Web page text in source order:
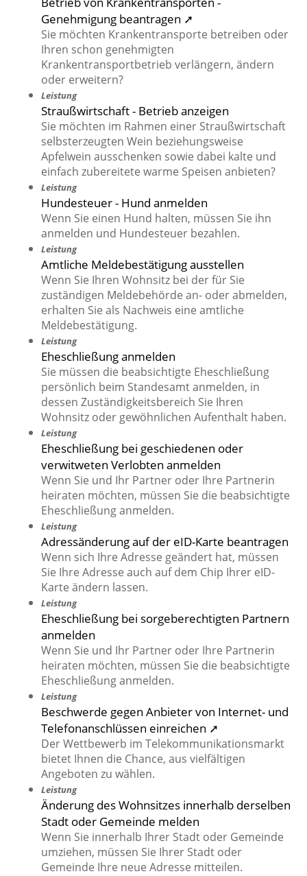
Genehmigung beantragen ➚
Sie möchten Krankentransporte betreiben oder
Ihren schon genehmigten
Krankentransportbetrieb verlängern, ändern
oder erweitern?
Leistung
Straußwirtschaft - Betrieb anzeigen
Sie möchten im Rahmen einer Straußwirtschaft
selbsterzeugten Wein beziehungsweise
Apfelwein ausschenken sowie dabei kalte und
einfach zubereitete warme Speisen anbieten?
Leistung
Hundesteuer - Hund anmelden
Wenn Sie einen Hund halten, müssen Sie ihn
anmelden und Hundesteuer bezahlen.
Leistung
Amtliche Meldebestätigung ausstellen
Wenn Sie Ihren Wohnsitz bei der für Sie
zuständigen Meldebehörde an- oder abmelden,
erhalten Sie als Nachweis eine amtliche
Meldebestätigung.
Leistung
Eheschließung anmelden
Sie müssen die beabsichtigte Eheschließung
persönlich beim Standesamt anmelden, in
dessen Zuständigkeitsbereich Sie Ihren
Wohnsitz oder gewöhnlichen Aufenthalt haben.
Leistung
Eheschließung bei geschiedenen oder
verwitweten Verlobten anmelden
Wenn Sie und Ihr Partner oder Ihre Partnerin
heiraten möchten, müssen Sie die beabsichtigte
Eheschließung anmelden.
Leistung
Adressänderung auf der eID-Karte beantragen
Wenn sich Ihre Adresse geändert hat, müssen
Sie Ihre Adresse auch auf dem Chip Ihrer eID-
Karte ändern lassen.
Leistung
Eheschließung bei sorgeberechtigten Partnern
anmelden
Wenn Sie und Ihr Partner oder Ihre Partnerin
heiraten möchten, müssen Sie die beabsichtigte
Eheschließung anmelden.
Leistung
Beschwerde gegen Anbieter von Internet- und
Telefonanschlüssen einreichen ➚
Der Wettbewerb im Telekommunikationsmarkt
bietet Ihnen die Chance, aus vielfältigen
Angeboten zu wählen.
Leistung
Änderung des Wohnsitzes innerhalb derselben
Stadt oder Gemeinde melden
Wenn Sie innerhalb Ihrer Stadt oder Gemeinde
umziehen, müssen Sie Ihrer Stadt oder
Gemeinde Ihre neue Adresse mitteilen.